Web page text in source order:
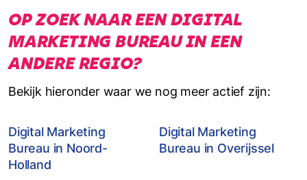
OP ZOEK NAAR EEN DIGITAL
MARKETING BUREAU IN EEN
ANDERE REGIO?
Bekijk hieronder waar we nog meer actief zijn:
Digital Marketing
Bureau in Noord-
Holland
Digital Marketing
Bureau in Overijssel